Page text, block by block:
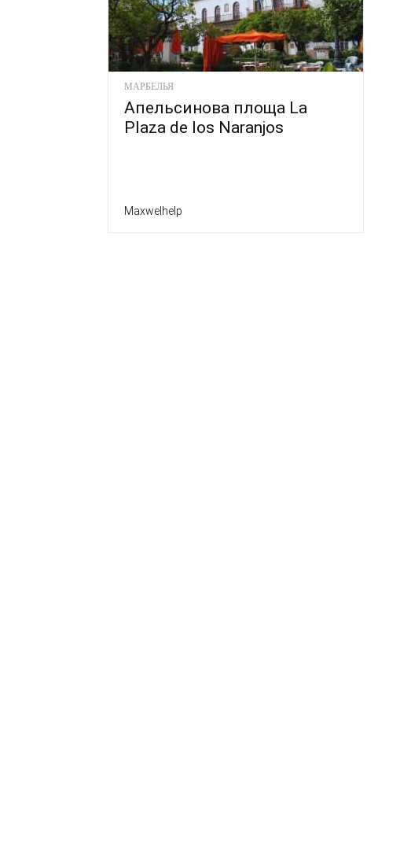
МАРБЕЛЬЯ
Апельсинова площа La
Plaza de los Naranjos
Maxwelhelp